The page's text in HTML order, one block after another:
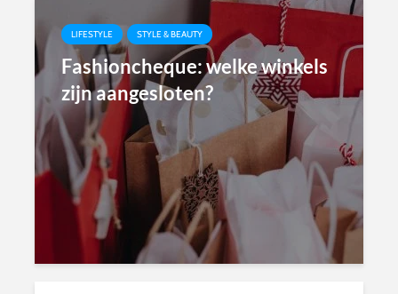
LIFESTYLE STYLE & BEAUTY
Fashioncheque: welke winkels
zijn aangesloten?